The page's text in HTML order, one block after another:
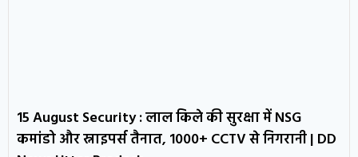
15 August Security : लाल किले की सुरक्षा में NSG
कमांडो और स्नाइपर्स तैनात, 1000+ CCTV से निगरानी | DD